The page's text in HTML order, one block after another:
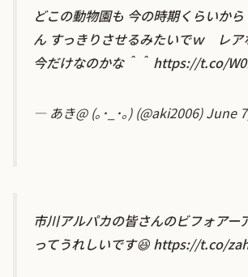
どこの動物園も 今の時期くらいか
ん すっきりさせるみたいでｗ レア
今だけなのかな＾＾ https://t.co/
— あき@ (｡･_･｡) (@aki2006)June
市川アルパカの皆さんのビフォアー
ってうれしいです😆 https://t.co/